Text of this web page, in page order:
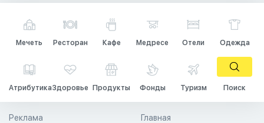
Мечеть Ресторан Кафе Медресе Отели Одежда
АтрибутикаЗдоровье Продукты Фонды Туризм Поиск
Главная
Реклама